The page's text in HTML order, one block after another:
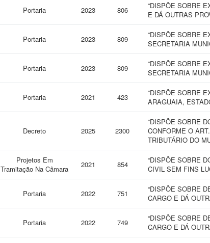
Portaria 2023 806
“DISPÕE SOBRE
E DÁ OUTRAS
Portaria 2023 809
“DISPÕE SOBRE
SECRETARIA
Portaria 2023 809
“DISPÕE SOBRE
SECRETARIA
Portaria 2021 423
“DISPÕE SOBRE
ARAGUAIA,
Decreto 2025 2300
“DISPÕE SOBRE
CONFORME O
TRIBUTÁRIO DO
Projetos Em
Tramitação Na Câmara
2021 854
“DISPÕE SOBRE
CIVIL SEM FINS
Portaria 2022 751
“DISPÕE SOBRE
CARGO E DÁ
Portaria 2022 749
“DISPÕE SOBRE
CARGO E DÁ